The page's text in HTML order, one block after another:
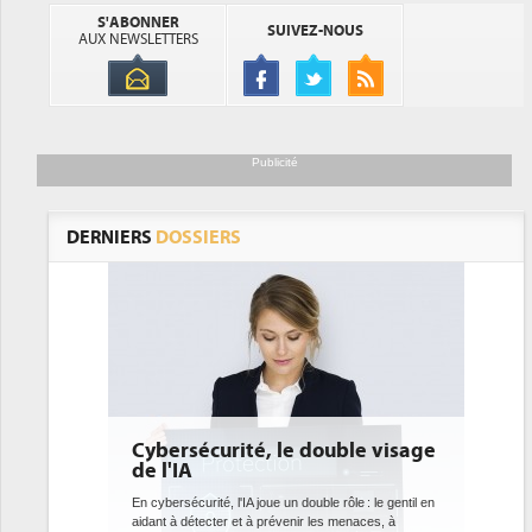
S'ABONNER
AUX NEWSLETTERS
SUIVEZ-NOUS
Publicité
DERNIERS DOSSIERS
DEE: l'efficacité énergétique
bientôt une obligation pour les
datacenters
Des datacenters plus durables et plus efficaces, c'est